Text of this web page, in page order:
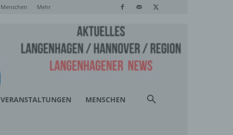
Menschen Mehr
VERANSTALTUNGEN MENSCHEN